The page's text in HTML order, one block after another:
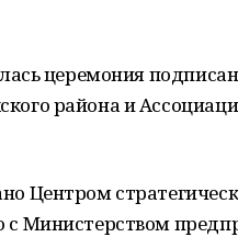
церемония
района и
Центром
с Министерством